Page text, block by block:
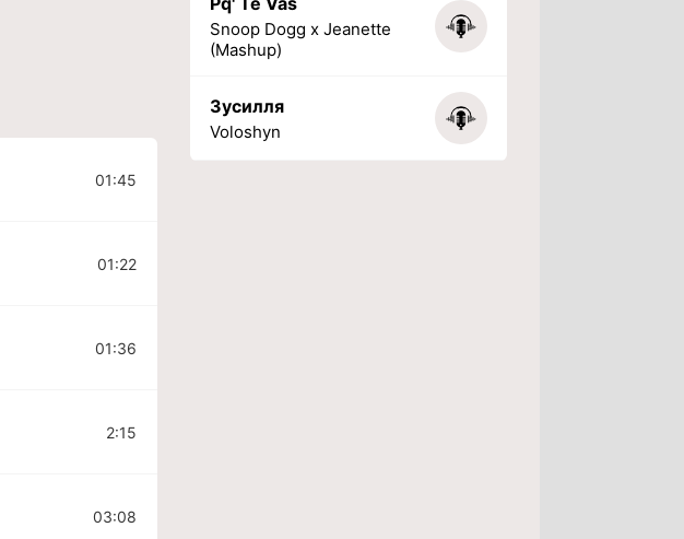
01:45
01:22
01:36
2:15
03:08
Snoop Dogg x Jeanette
(Mashup)
Зусилля
Voloshyn